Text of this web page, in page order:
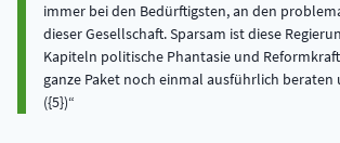
immer bei den Bedürftigsten, an den
dieser Gesellschaft. Sparsam ist diese
Kapiteln politische Phantasie und
ganze Paket noch einmal ausführlich beraten
({5})